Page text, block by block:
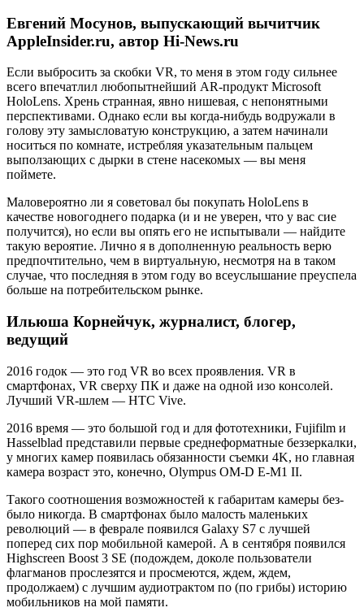
Евгений Мосунов, выпускающий вычитчик
AppleInsider.ru, автор Hi-News.ru
Если выбросить за скобки VR, то меня в этом году сильнее
всего впечатлил любопытнейший AR-продукт Microsoft
HoloLens. Хрень странная, явно нишевая, с непонятными
перспективами. Однако если вы когда-нибудь водружали в
голову эту замысловатую конструкцию, а затем начинали
носиться по комнате, истребляя указательным пальцем
выползающих с дырки в стене насекомых — вы меня
поймете.
Маловероятно ли я советовал бы покупать HoloLens в
качестве новогоднего подарка (и и не уверен, что у вас сие
получится), но если вы опять его не испытывали — найдите
такую вероятие. Лично я в дополненную реальность верю
предпочтительно, чем в виртуальную, несмотря на в таком
случае, что последняя в этом году во всеуслышание преуспела
больше на потребительском рынке.
Ильюша Корнейчук, журналист, блогер,
ведущий
2016 годок — это год VR во всех проявления. VR в
смартфонах, VR сверху ПК и даже на одной изо консолей.
Лучший VR-шлем — HTC Vive.
2016 время — это большой год и для фототехники, Fujifilm и
Hasselblad представили первые среднеформатные беззеркалки,
у многих камер появилась обязанности съемки 4K, но главная
камера возраст это, конечно, Olympus OM-D E-M1 II.
Такого соотношения возможностей к габаритам камеры без-
было никогда. В смартфонах было малость маленьких
революций — в феврале появился Galaxy S7 с лучшей
поперед сих пор мобильной камерой. А в сентября появился
Highscreen Boost 3 SE (подождем, доколе пользователи
флагманов прослезятся и просмеются, ждем, ждем,
продолжаем) с лучшим аудиотрактом по (по грибы) историю
мобильников на мой памяти.